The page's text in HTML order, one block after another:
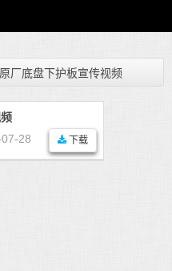
原厂底盘下护板宣传视频
07-28
下载